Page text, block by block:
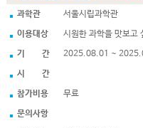
과학관
서울시립과학관
이용대상
시원한 과학을 맛보고
기 간
2025.08.01 ~
시 간
참가비용
무료
문의사항